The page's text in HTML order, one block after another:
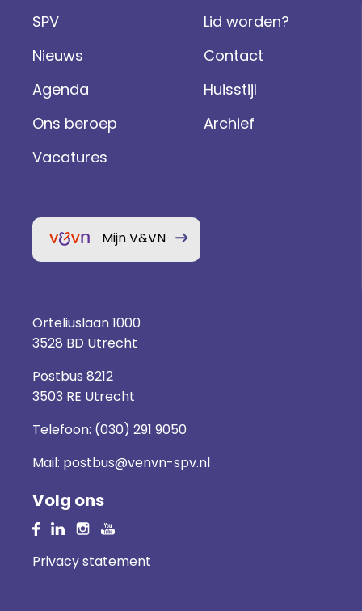
SPV
Nieuws
Agenda
Ons beroep
Vacatures
Lid worden?
Contact
Huisstijl
Archief
Mijn V&VN
Orteliuslaan 1000
3528 BD Utrecht
Postbus 8212
3503 RE Utrecht
Telefoon: (030) 291 9050
Mail: postbus@venvn-spv.nl
Volg ons
Privacy statement